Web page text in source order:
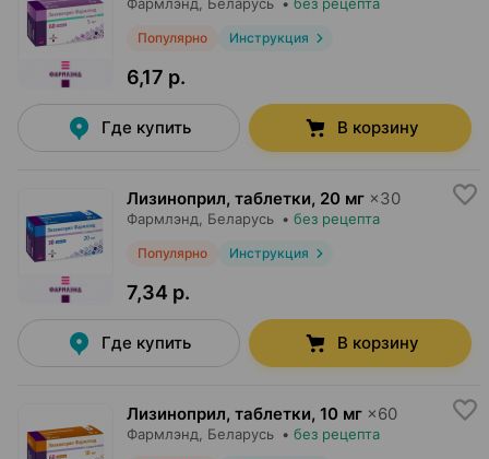
Популярно Инструкция
6,17 р.
Где купить В корзину
Лизиноприл, таблетки, 20 мг ×30
Фармлэнд , Беларусь • без рецепта
Популярно Инструкция
7,34 р.
Где купить В корзину
Лизиноприл, таблетки, 10 мг ×60
Фармлэнд , Беларусь • без рецепта